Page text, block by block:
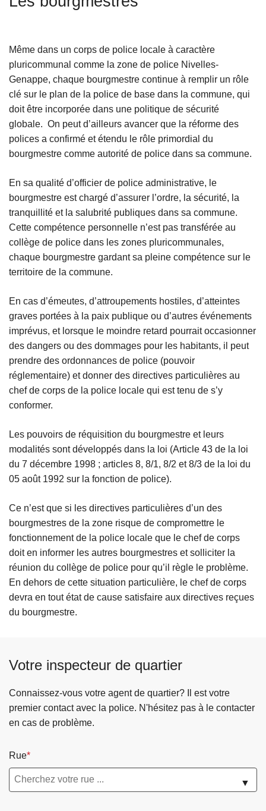
Même dans un corps de police locale à caractère
pluricommunal comme la zone de police Nivelles-
Genappe, chaque bourgmestre continue à remplir un rôle
clé sur le plan de la police de base dans la commune, qui
doit être incorporée dans une politique de sécurité
globale. On peut d’ailleurs avancer que la réforme des
polices a confirmé et étendu le rôle primordial du
bourgmestre comme autorité de police dans sa commune.
En sa qualité d’officier de police administrative, le
bourgmestre est chargé d’assurer l’ordre, la sécurité, la
tranquillité et la salubrité publiques dans sa commune.
Cette compétence personnelle n’est pas transférée au
collège de police dans les zones pluricommunales,
chaque bourgmestre gardant sa pleine compétence sur le
territoire de la commune.
En cas d’émeutes, d’attroupements hostiles, d’atteintes
graves portées à la paix publique ou d’autres événements
imprévus, et lorsque le moindre retard pourrait occasionner
des dangers ou des dommages pour les habitants, il peut
prendre des ordonnances de police (pouvoir
réglementaire) et donner des directives particulières au
chef de corps de la police locale qui est tenu de s’y
conformer.
Les pouvoirs de réquisition du bourgmestre et leurs
modalités sont développés dans la loi (Article 43 de la loi
du 7 décembre 1998 ; articles 8, 8/1, 8/2 et 8/3 de la loi du
05 août 1992 sur la fonction de police).
Ce n’est que si les directives particulières d’un des
bourgmestres de la zone risque de compromettre le
fonctionnement de la police locale que le chef de corps
doit en informer les autres bourgmestres et solliciter la
réunion du collège de police pour qu’il règle le problème.
En dehors de cette situation particulière, le chef de corps
devra en tout état de cause satisfaire aux directives reçues
du bourgmestre.
Votre inspecteur de quartier
Connaissez-vous votre agent de quartier? Il est votre
premier contact avec la police. N'hésitez pas à le contacter
en cas de problème.
Rue
▼